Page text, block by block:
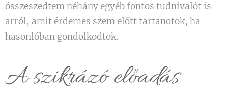
összeszedtem néhány egyéb fontos tudnivalót is
arról, amit érdemes szem előtt tartanotok, ha
hasonlóban gondolkodtok.
A szikrázó előadás